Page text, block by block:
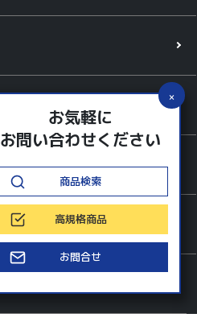
お気軽に
お問い合わせください
商品検索
高規格商品
お問合せ